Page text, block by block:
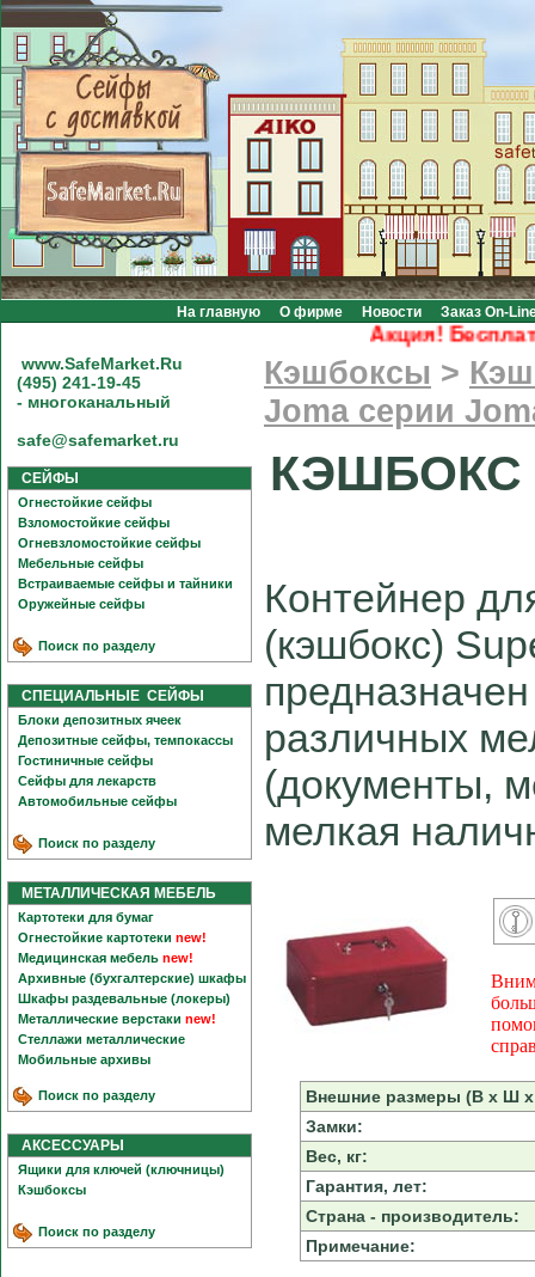
На главную О фирме Новости Заказ On-
Акция!
www.SafeMarket.Ru
(495) 241-19-45
- многоканальный
safe@safemarket.ru
СЕЙФЫ
Огнестойкие сейфы
Взломостойкие сейфы
Огневзломостойкие сейфы
Мебельные сейфы
Встраиваемые сейфы и тайники
Оружейные сейфы
Поиск по разделу
СПЕЦИАЛЬНЫЕ СЕЙФЫ
Блоки депозитных ячеек
Депозитные сейфы, темпокассы
Гостиничные сейфы
Сейфы для лекарств
Автомобильные сейфы
Поиск по разделу
МЕТАЛЛИЧЕСКАЯ МЕБЕЛЬ
Картотеки для бумаг
Огнестойкие картотеки new!
Медицинская мебель new!
Архивные (бухгалтерские) шкафы
Шкафы раздевальные (локеры)
Металлические верстаки new!
Стеллажи металлические
Мобильные архивы
Поиск по разделу
АКСЕССУАРЫ
Ящики для ключей (ключницы)
Кэшбоксы
Поиск по разделу
Кэшбоксы >
Joma серии
КЭШБОКС
Контейнер
(кэшбокс)
различных
(документы,
мелкая
Внешние размеры (В х Ш
Замки:
Вес, кг:
Гарантия, лет:
Страна - производитель:
Примечание: